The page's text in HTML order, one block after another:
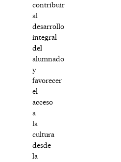
contribuir
al
desarrollo
integral
del
alumnado
y
favorecer
el
acceso
a
la
cultura
desde
la